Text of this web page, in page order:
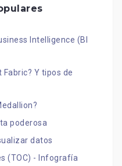
Intelligence (BI
Y tipos de
poderosa
datos
(TOC) - Infografía